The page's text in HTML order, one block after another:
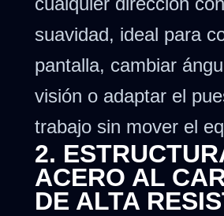
suavidad, ideal para
pantalla, cambiar
visión o adaptar el
trabajo sin mover el
2.
ACERO AL
DE ALTA